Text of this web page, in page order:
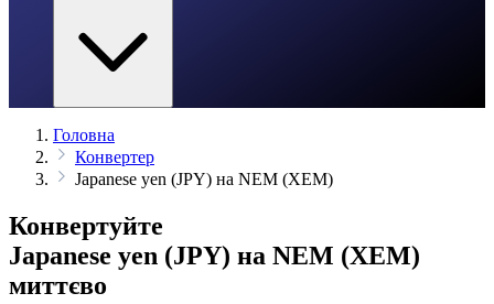
Головна
Конвертер
Japanese yen (JPY) на NEM (XEM)
Конвертуйте
Japanese yen (JPY) на NEM (XEM)
миттєво